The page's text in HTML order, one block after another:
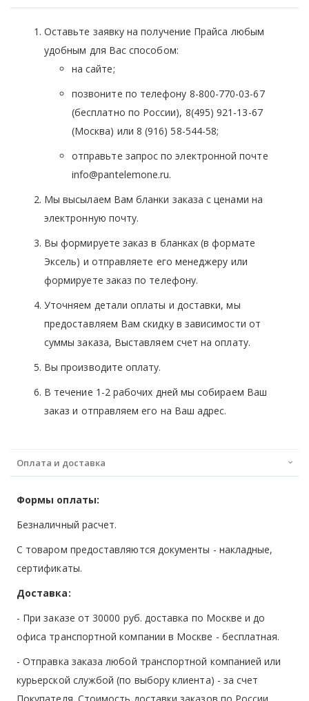
Оставьте заявку на получение Прайса любым
удобным для Вас способом:
на сайте;
позвоните по телефону 8-800-770-03-67
(бесплатно по России), 8(495) 921-13-67
(Москва) или 8 (916) 58-544-58;
отправьте запрос по электронной почте
info@pantelemone.ru.
Мы высылаем Вам бланки заказа с ценами на
электронную почту.
Вы формируете заказ в бланках (в формате
Эксель) и отправляете его менеджеру или
формируете заказ по телефону.
Уточняем детали оплаты и доставки, мы
предоставляем Вам скидку в зависимости от
суммы заказа, Выставляем счет на оплату.
Вы производите оплату.
В течение 1-2 рабочих дней мы собираем Ваш
заказ и отправляем его на Ваш адрес.
Оплата и доставка
Формы оплаты:
Безналичный расчет.
С товаром предоставляются документы - накладные,
сертификаты.
Доставка:
- При заказе от 30000 руб. доставка по Москве и до
офиса транспортной компании в Москве - бесплатная.
- Отправка заказа любой транспортной компанией или
курьерской службой (по выбору клиента) - за счет